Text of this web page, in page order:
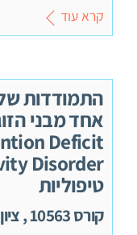
קרא עוד
התמודדות
אחד מבני
Deficit
טיפוליות
קורס 10563 , ציון 90